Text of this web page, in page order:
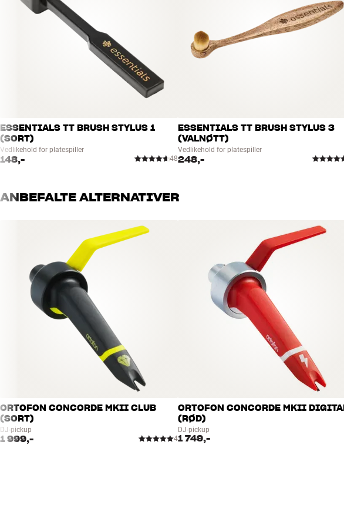
ESSENTIALS TT BRUSH STYLUS 1
(SORT)
Vedlikehold for platespiller
148,- 48
ESSENTIALS TT BRUSH STYLUS 3
(VALNØTT)
Vedlikehold for platespiller
248,-
ANBEFALTE ALTERNATIVER
ORTOFON CONCORDE MKII CLUB
(SORT)
DJ-pickup
1 999,- 4
ORTOFON CONCORDE MKII
(RØD)
DJ-pickup
1 749,-